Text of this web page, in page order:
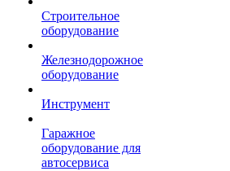
Строительное
оборудование
Железнодорожное
оборудование
Инструмент
Гаражное
оборудование для
автосервиса